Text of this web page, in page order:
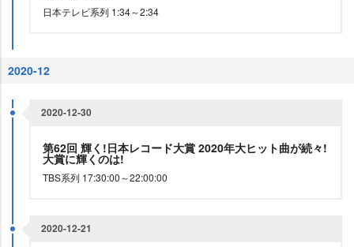
日本テレビ系列 1:34～2:34
2020-12
2020-12-30
第62回 輝く!日本レコード大賞 2020年大ヒット曲が続々!
大賞に輝くのは!
TBS系列 17:30:00～22:00:00
2020-12-21